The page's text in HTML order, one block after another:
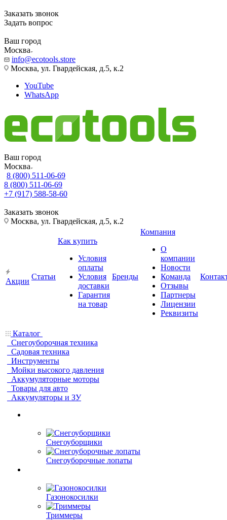
Заказать звонок
Задать вопрос
Ваш город
Москва
info@ecotools.store
Москва, ул. Гвардейская, д.5, к.2
YouTube
WhatsApp
Ваш город
Москва
8 (800) 511-06-69
8 (800) 511-06-69
+7 (917) 588-58-60
Заказать звонок
Москва, ул. Гвардейская, д.5, к.2
Акции
Статьи
Как купить
Условия
оплаты
Условия
доставки
Гарантия
на товар
Бренды
Компания
О
компании
Новости
Команда
Отзывы
Партнеры
Лицензии
Реквизиты
Каталог
Снегоуборочная техника
Садовая техника
Инструменты
Мойки высокого давления
Аккумуляторные моторы
Товары для авто
Аккумуляторы и ЗУ
Снегоуборщики
Снегоуборочные лопаты
Газонокосилки
Триммеры